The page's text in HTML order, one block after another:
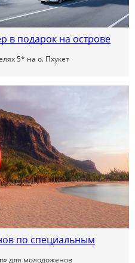
в подарок на острове
5* на о. Пхукет
по специальным
для молодоженов